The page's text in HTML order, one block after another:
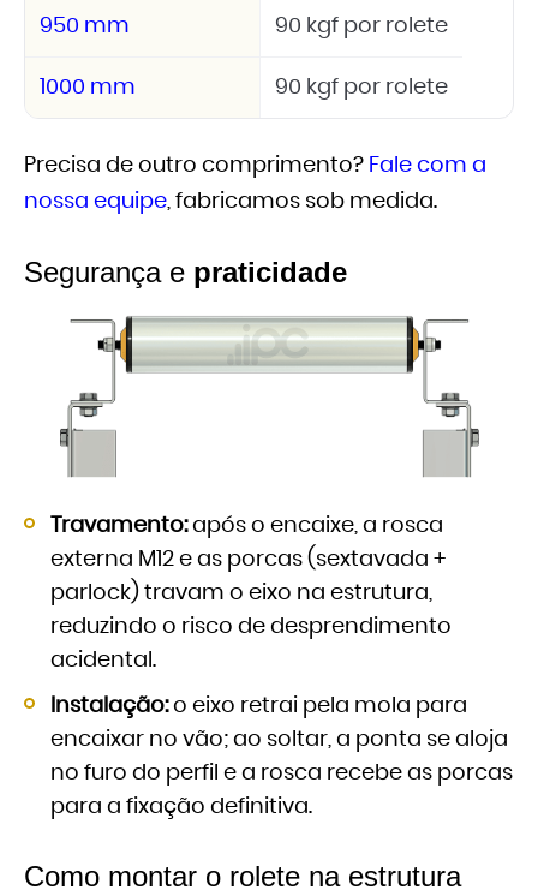
950 mm 90 kgf por rolete
1000 mm 90 kgf por rolete
Precisa de outro comprimento? Fale com a
nossa equipe, fabricamos sob medida.
Segurança e praticidade
Travamento:após o encaixe, a rosca
externa M12 e as porcas (sextavada +
parlock) travam o eixo na estrutura,
reduzindo o risco de desprendimento
acidental.
Instalação:o eixo retrai pela mola para
encaixar no vão; ao soltar, a ponta se aloja
no furo do perfil e a rosca recebe as porcas
para a fixação definitiva.
Como montar o rolete na estrutura